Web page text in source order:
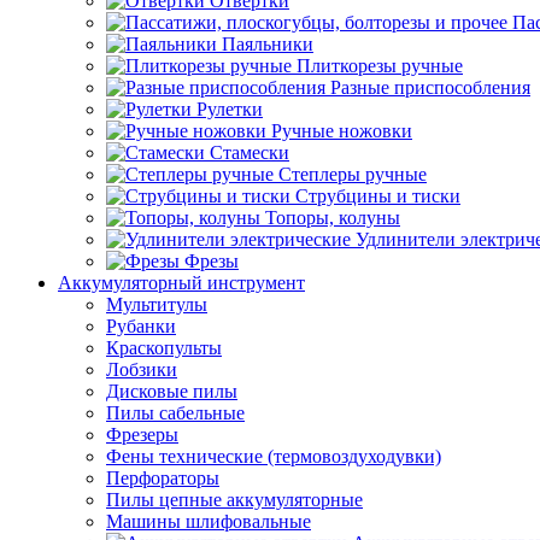
Паяльники
Плиткорезы ручные
Разные приспособления
Рулетки
Ручные ножовки
Стамески
Степлеры ручные
Струбцины и тиски
Топоры, колуны
Удлинители
Фрезы
Аккумуляторный инструмент
Мультитулы
Рубанки
Краскопульты
Лобзики
Дисковые пилы
Пилы сабельные
Фрезеры
Фены технические (термовоздуходувки)
Перфораторы
Пилы цепные аккумуляторные
Машины шлифовальные